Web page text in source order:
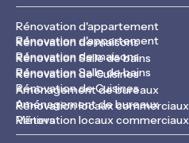
Rénovation d'appartement
Rénovation d'appartement
Rénovation de maisons
Rénovation de maisons
Rénovation Salle de bains
Rénovation Salle de bains
Rénovation de Cuisines
Rénovation de Cuisines
Aménagement de bureaux
Aménagement de bureaux
Rénovation locaux commerciaux
Rénovation locaux commerciaux
Métiers